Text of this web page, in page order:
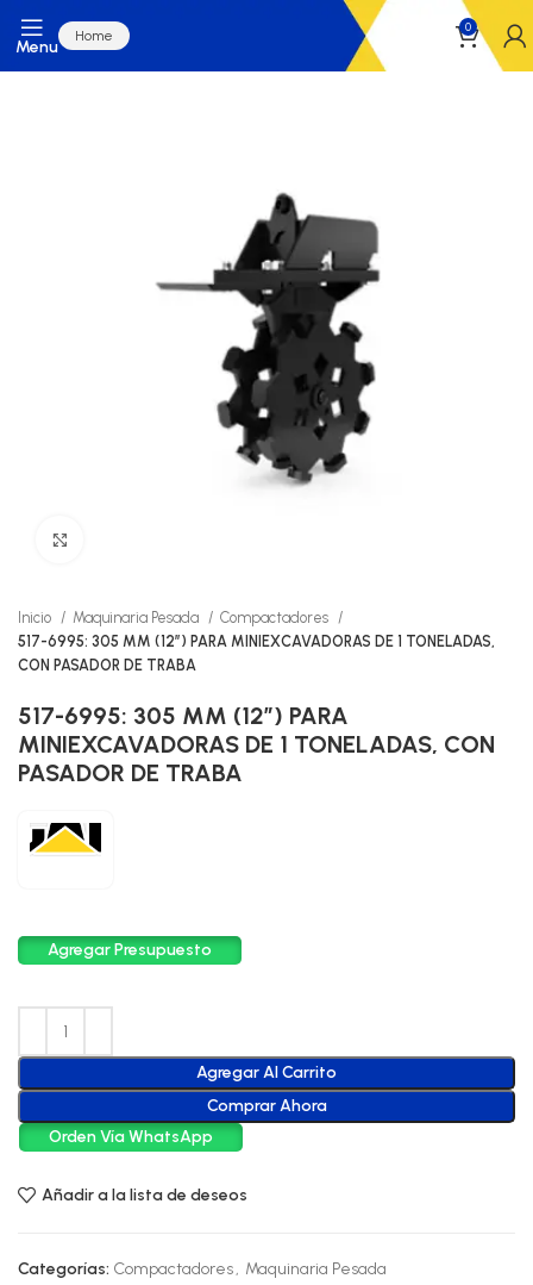
Menu
Home
0
Inicio Maquinaria Pesada
Compactadores
517-6995: 305 MM (12″) PARA MINIEXCAVADORAS DE 1 TONELADAS,
CON PASADOR DE TRABA
517-6995: 305 MM (12″) PARA
MINIEXCAVADORAS DE 1 TONELADAS, CON
PASADOR DE TRABA
Agregar Presupuesto
Agregar Al Carrito
Comprar Ahora
Orden Vía WhatsApp
Añadir a la lista de deseos
Categorías: Compactadores, Maquinaria Pesada